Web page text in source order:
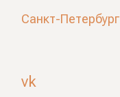
Санкт-Петербург
vk